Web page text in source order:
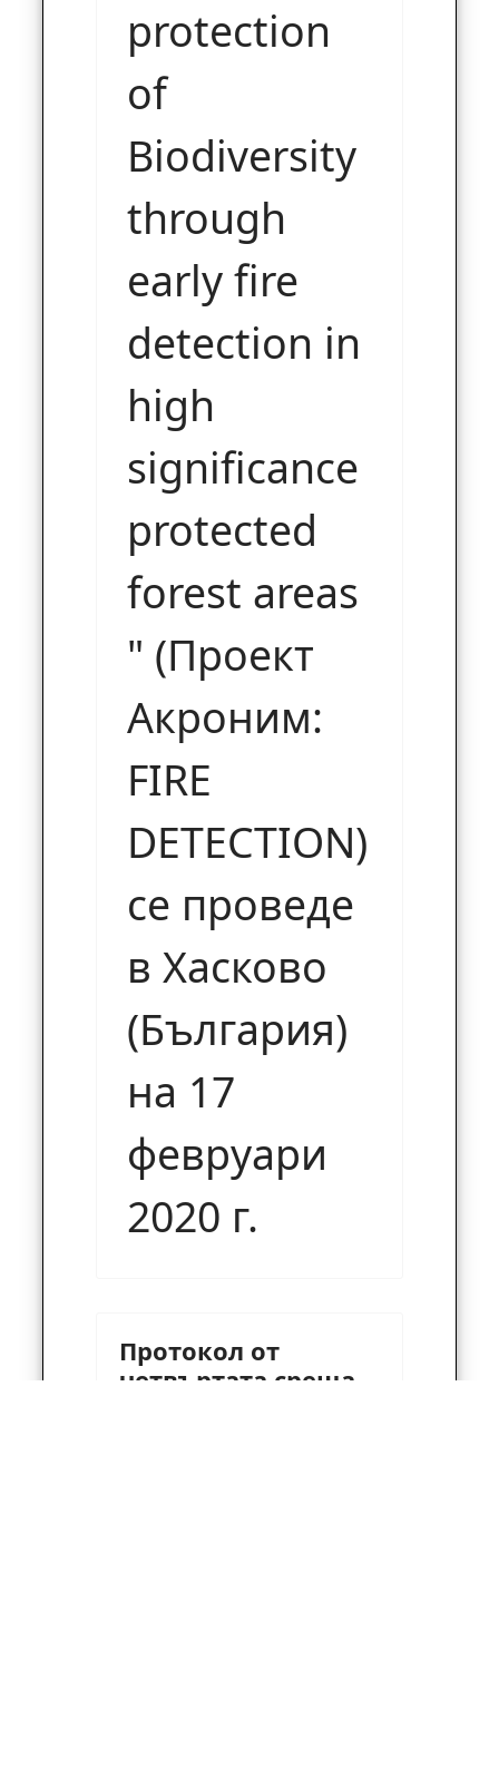
protection
of
Biodiversity
through
early fire
detection in
high
significance
protected
forest areas
" (Проект
Акроним:
FIRE
DETECTION)
се проведе
в Хасково
(България)
на 17
февруари
2020 г.
Протокол от
четвъртата среща